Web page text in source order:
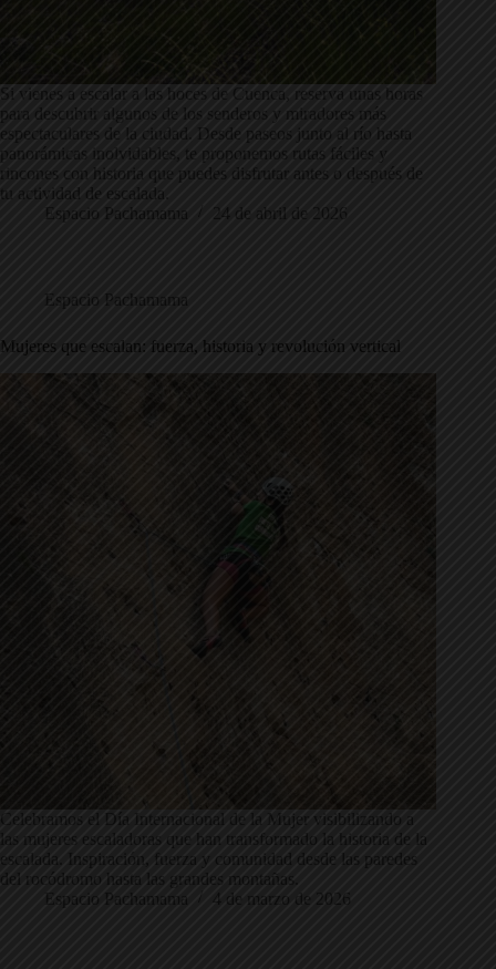
Si vienes a escalar a las hoces de Cuenca, reserva unas horas
para descubrir algunos de los senderos y miradores más
espectaculares de la ciudad. Desde paseos junto al río hasta
panorámicas inolvidables, te proponemos rutas fáciles y
rincones con historia que puedes disfrutar antes o después de
tu actividad de escalada.
Espacio Pachamama
24 de abril de 2026
Espacio Pachamama
Mujeres que escalan: fuerza, historia y revolución vertical
Celebramos el Día Internacional de la Mujer visibilizando a
las mujeres escaladoras que han transformado la historia de la
escalada. Inspiración, fuerza y comunidad desde las paredes
del rocódromo hasta las grandes montañas.
Espacio Pachamama
4 de marzo de 2026